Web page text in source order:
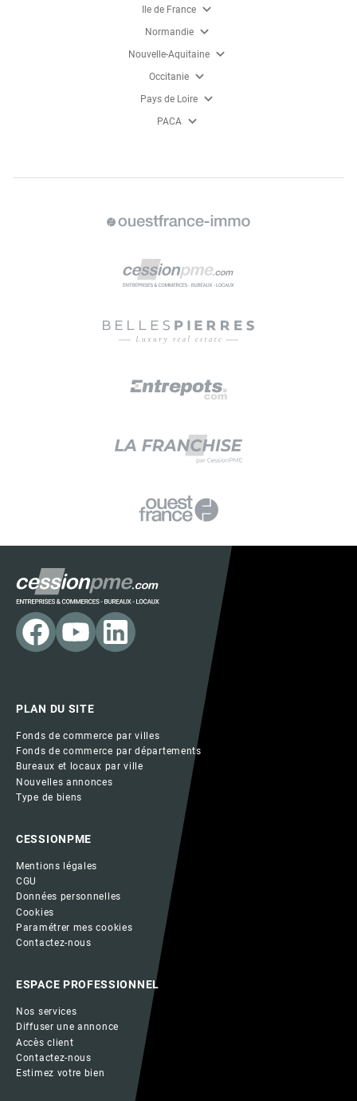
Ile de France expand_more
Normandie expand_more
Nouvelle-Aquitaine expand_more
Occitanie expand_more
Pays de Loire expand_more
PACA expand_more
PLAN DU SITE
Fonds de commerce par villes
Fonds de commerce par départements
Bureaux et locaux par ville
Nouvelles annonces
Type de biens
CESSIONPME
Mentions légales
CGU
Données personnelles
Cookies
Paramétrer mes cookies
Contactez-nous
ESPACE PROFESSIONNEL
Nos services
Diffuser une annonce
Accès client
Contactez-nous
Estimez votre bien